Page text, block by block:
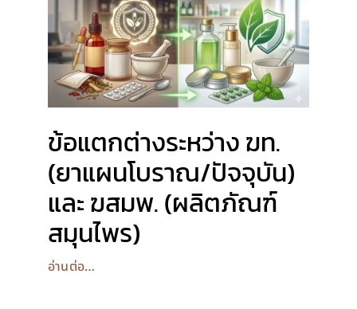
ติดต่อเรา
ข้อแตกต่างระหว่าง ฆท.
(ยาแผนโบราณ/ปัจจุบัน)
และ ฆสมพ. (ผลิตภัณฑ์
สมุนไพร)
อ่านต่อ…